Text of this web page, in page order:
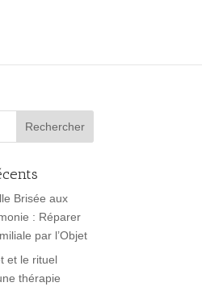
Brisée aux
: Réparer
par l’Objet
et le rituel
thérapie